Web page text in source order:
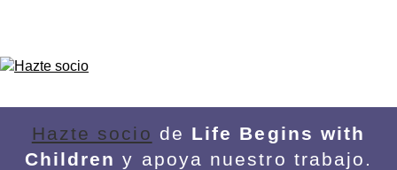
Hazte socio de Life Begins with
Children y apoya nuestro trabajo.